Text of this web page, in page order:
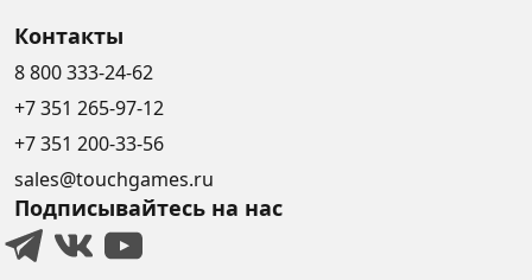
Контакты
8 800 333-24-62
+7 351 265-97-12
+7 351 200-33-56
sales@touchgames.ru
Подписывайтесь на нас